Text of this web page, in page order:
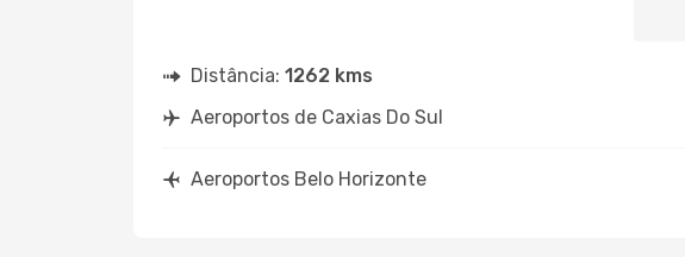
Distância: 1262 kms
Aeroportos de Caxias Do Sul
Aeroportos Belo Horizonte